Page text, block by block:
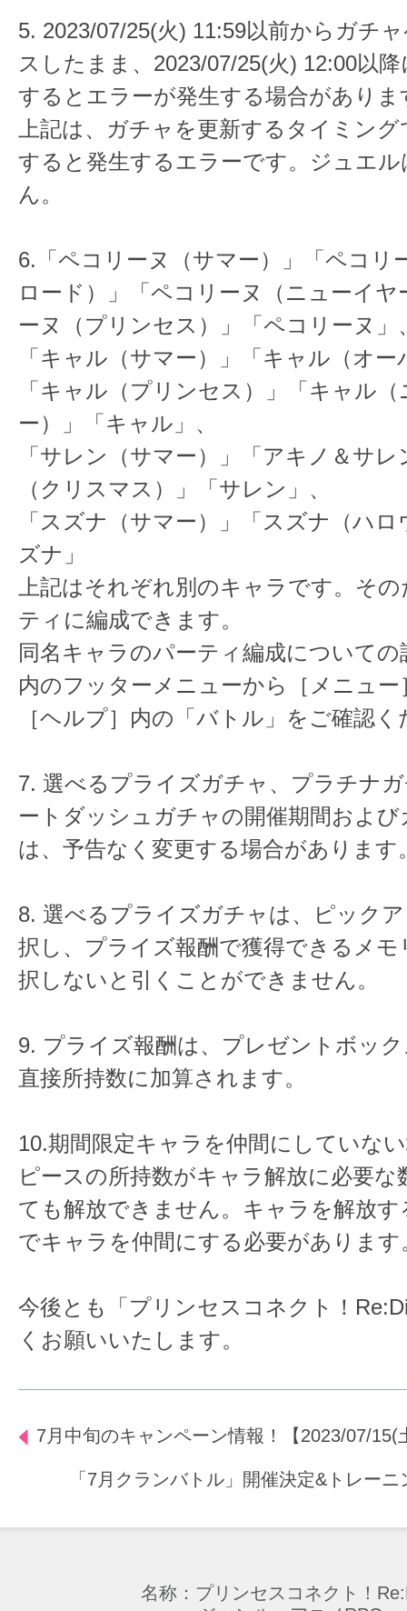
5. 2023/07/25(火) 11:59以前からガチ
スしたまま、2023/07/25(火) 12:00以
するとエラーが発生する場合がありま
上記は、ガチャを更新するタイミン
すると発生するエラーです。ジュエ
ん。
6.「ペコリーヌ（サマー）」「ペコリ
ロード）」「ペコリーヌ（ニューイヤ
ーヌ（プリンセス）」「ペコリーヌ」
「キャル（サマー）」「キャル（オ
「キャル（プリンセス）」「キャル
ー）」「キャル」、
「サレン（サマー）」「アキノ＆サ
（クリスマス）」「サレン」、
「スズナ（サマー）」「スズナ（ハ
ズナ」
上記はそれぞれ別のキャラです。そ
ティに編成できます。
同名キャラのパーティ編成について
内のフッターメニューから［メニュー
［ヘルプ］内の「バトル」をご確認く
7. 選べるプライズガチャ、プラチナ
ートダッシュガチャの開催期間およ
は、予告なく変更する場合があります
8. 選べるプライズガチャは、ピック
択し、プライズ報酬で獲得できるメモ
択しないと引くことができません。
9. プライズ報酬は、プレゼントボッ
直接所持数に加算されます。
10.期間限定キャラを仲間にしていな
ピースの所持数がキャラ解放に必要な
ても解放できません。キャラを解放
でキャラを仲間にする必要があります
今後とも「プリンセスコネクト！
くお願いいたします。
7月中旬のキャンペーン情報！【2023/07/15(
「7月クランバトル」開催決定&トレー
名称：プリンセスコネクト！